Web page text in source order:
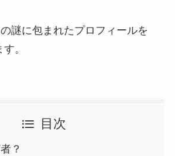
謎に包まれたプロフィールを
。
目次
？